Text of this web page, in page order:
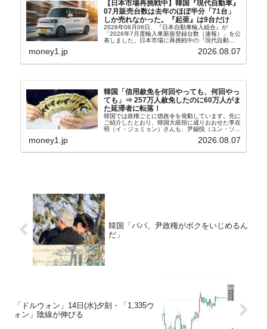
【日本市場再挑戦中】韓国『現代自動車』
07月販売台数は去年のほぼ半分「71台」
しか売れなかった。『起亜』は9台だけ
2026年08月06日、『日本自動車輸入組合』が
「2026年7月度輸入車新規登録台数（速報）」を公
表しました。日本市場に再挑戦中の『現代自動
車』、また日本市場を攻略したい『BYD』の販売
台数はこの中に捉えられているはずです。先月から
money1.jp 2026.08.07
韓国「信用赦免を何回やっても、何回やっ
ても」⇒ 257万人赦免したのに60万人がま
た延滞者に転落！
韓国では政権ごとに徳政令を発動しています。先に
ご紹介したとおり、韓国大統領に成りおおせた李在
明（イ・ジェミョン）さんも、尹錫悦（ユン・ソギ
バンクにして不良債権の買い取りを行い、分割償還
money1.jp 2026.08.07
韓国「パパ、尹政権がボクをいじめるん
だ」
「ドルウォン」14日(水)夕刻・「1,335ウ
ォン」陰線が伸びる